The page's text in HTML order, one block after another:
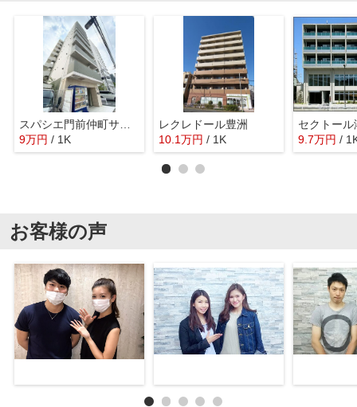
スパシエ門前仲町サウスクレスト
9万円 / 1K
レクレドール豊洲
10.1万円 / 1K
セクトール
9.7万円 /
お客様の声